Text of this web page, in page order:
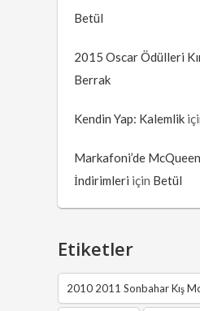
Betül
2015 Oscar Ödülleri
Berrak
Kendin Yap: Kalemlik
Markafoni’de
İndirimleri için Betül
Etiketler
2010 2011 Sonbahar Kış